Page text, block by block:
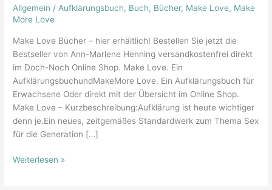
Allgemein / Aufklärungsbuch, Buch, Bücher, Make Love, Make
More Love
Make Love Bücher – hier erhältlich! Bestellen Sie jetzt die
Bestseller von Ann-Marlene Henning versandkostenfrei direkt
im Doch-Noch Online Shop. Make Love. Ein
AufklärungsbuchundMakeMore Love. Ein Aufklärungsbuch für
Erwachsene Oder direkt mit der Übersicht im Online Shop.
Make Love – Kurzbeschreibung:Aufklärung ist heute wichtiger
denn je.Ein neues, zeitgemäßes Standardwerk zum Thema Sex
für die Generation […]
Bücher
Weiterlesen »